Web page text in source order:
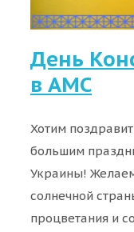
День
в АМС
Хотим
большим
Украины!
солнечной
процветания и